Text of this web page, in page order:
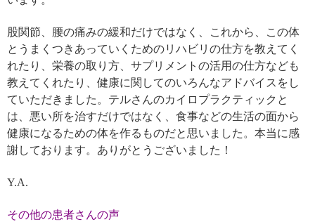
股関節、腰の痛みの緩和だけではなく、これから、この体
とうまくつきあっていくためのリハビリの仕方を教えてく
れたり、栄養の取り方、サプリメントの活用の仕方なども
教えてくれたり、健康に関してのいろんなアドバイスをし
ていただきました。テルさんのカイロプラクティックと
は、悪い所を治すだけではなく、食事などの生活の面から
健康になるための体を作るものだと思いました。本当に感
謝しております。ありがとうございました！
Y.A.
その他の患者さんの声